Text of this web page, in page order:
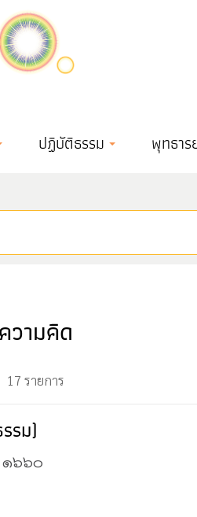
ปฏิบัติธรรม พุทธาร
ความคิด
17 รายการ
รม)
๑๖๖๐